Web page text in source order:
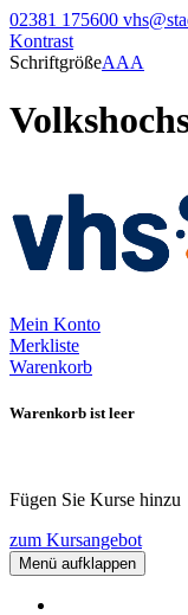
02381 175600
Kontrast
SchriftgrößeAAA
Mein Konto
Merkliste
Warenkorb
Warenkorb ist leer
Fügen Sie Kurse hinzu
zum Kursangebot
Menü aufklappen